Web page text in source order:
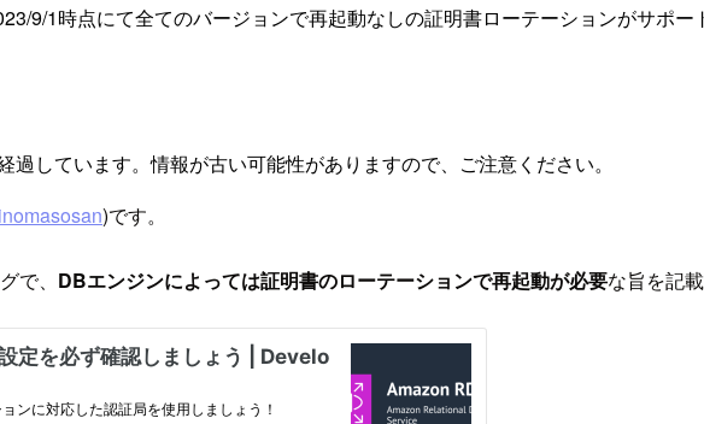
9/1時点にて全てのバージョンで再起動なしの証明書ローテーションがサポー
過しています。情報が古い可能性がありますので、ご注意ください。
)です。
で、 DBエンジンによっては証明書のローテーションで再起動が必要な旨を記